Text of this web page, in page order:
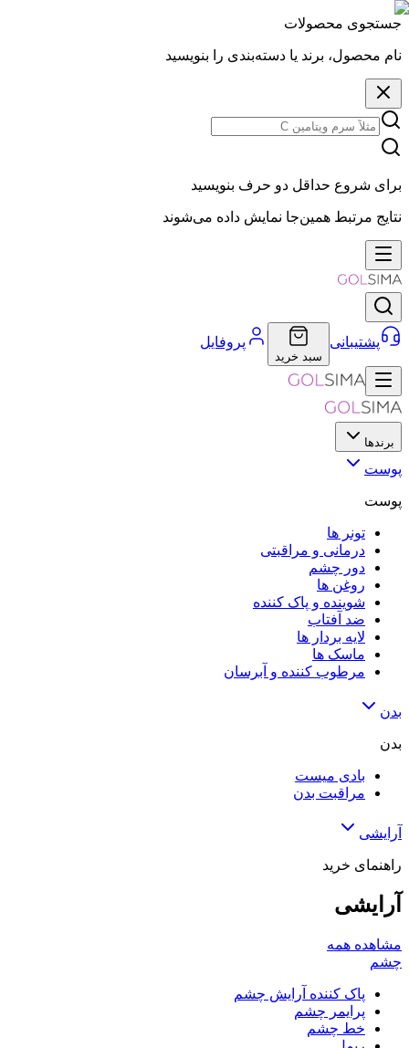
جستجوی محصولات
نام محصول، برند یا دسته‌بندی را بنویسید
برای شروع حداقل دو حرف بنویسید
نتایج مرتبط همین‌جا نمایش داده می‌شوند
پشتیبانی
سبد خرید
پروفایل
برندها
پوست
پوست
تونر ها
درمانی و مراقبتی
دور چشم
روغن ها
شوینده و پاک کننده
ضد آفتاب
لایه‌ بردار ها
ماسک ها
مرطوب کننده و آبرسان
بدن
بدن
بادی میست
مراقبت بدن
آرایشی
راهنمای خرید
آرایشی
مشاهده همه
چشم
پاک کننده آرایش چشم
پرایمر چشم
خط چشم